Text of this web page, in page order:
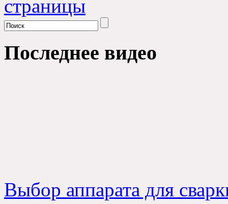
страницы
Последнее видео
Выбор аппарата для